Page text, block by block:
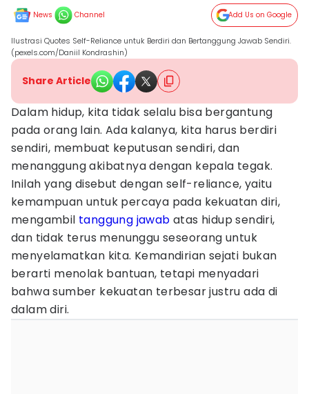
News Channel Add Us on Google
Ilustrasi Quotes Self-Reliance untuk Berdiri dan Bertanggung Jawab Sendiri.
(pexels.com/Daniil Kondrashin)
Share Article
Dalam hidup, kita tidak selalu bisa bergantung
pada orang lain. Ada kalanya, kita harus berdiri
sendiri, membuat keputusan sendiri, dan
menanggung akibatnya dengan kepala tegak.
Inilah yang disebut dengan self-reliance, yaitu
kemampuan untuk percaya pada kekuatan diri,
mengambil tanggung jawab atas hidup sendiri,
dan tidak terus menunggu seseorang untuk
menyelamatkan kita. Kemandirian sejati bukan
berarti menolak bantuan, tetapi menyadari
bahwa sumber kekuatan terbesar justru ada di
dalam diri.